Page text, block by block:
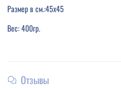
Размер в см.:45х45
Вес: 400гр.
Отзывы